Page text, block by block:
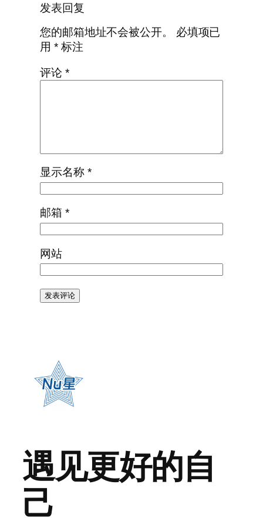
发表回复
您的邮箱地址不会被公开。
必填项已
用 *标注
评论 *
显示名称 *
邮箱 *
网站
遇见更好的自
己